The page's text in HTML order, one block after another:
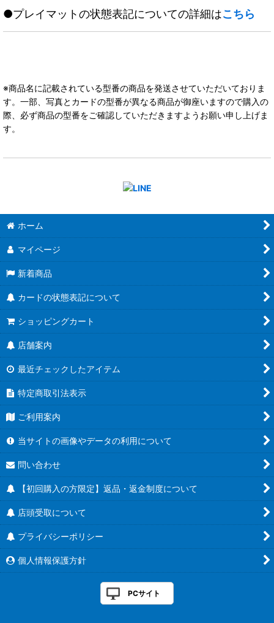
●プレイマットの状態表記についての詳細はこちら
※商品名に記載されている型番の商品を発送させていただいておりま
す。一部、写真とカードの型番が異なる商品が御座いますので購入の
際、必ず商品の型番をご確認していただきますようお願い申し上げま
す。
ホーム
マイページ
新着商品
カードの状態表記について
ショッピングカート
店舗案内
最近チェックしたアイテム
特定商取引法表示
ご利用案内
当サイトの画像やデータの利用について
問い合わせ
【初回購入の方限定】返品・返金制度について
店頭受取について
プライバシーポリシー
個人情報保護方針
PCサイト